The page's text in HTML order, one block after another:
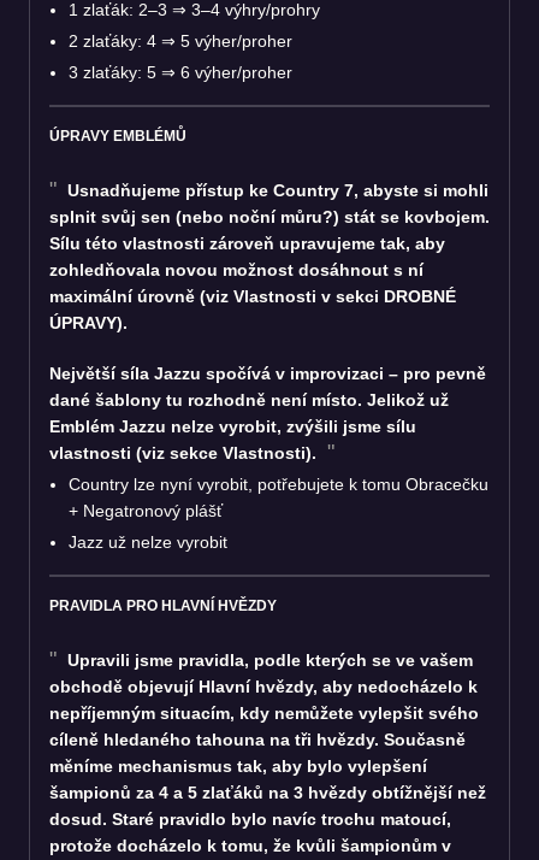
1 zlaťák: 2–3 ⇒ 3–4 výhry/prohry
2 zlaťáky: 4 ⇒ 5 výher/proher
3 zlaťáky: 5 ⇒ 6 výher/proher
ÚPRAVY EMBLÉMŮ
Usnadňujeme přístup ke Country 7, abyste si mohli
splnit svůj sen (nebo noční můru?) stát se kovbojem.
Sílu této vlastnosti zároveň upravujeme tak, aby
zohledňovala novou možnost dosáhnout s ní
maximální úrovně (viz Vlastnosti v sekci DROBNÉ
ÚPRAVY).
Největší síla Jazzu spočívá v improvizaci – pro pevně
dané šablony tu rozhodně není místo. Jelikož už
Emblém Jazzu nelze vyrobit, zvýšili jsme sílu
vlastnosti (viz sekce Vlastnosti).
Country lze nyní vyrobit, potřebujete k tomu Obracečku
+ Negatronový plášť
Jazz už nelze vyrobit
PRAVIDLA PRO HLAVNÍ HVĚZDY
Upravili jsme pravidla, podle kterých se ve vašem
obchodě objevují Hlavní hvězdy, aby nedocházelo k
nepříjemným situacím, kdy nemůžete vylepšit svého
cíleně hledaného tahouna na tři hvězdy. Současně
měníme mechanismus tak, aby bylo vylepšení
šampionů za 4 a 5 zlaťáků na 3 hvězdy obtížnější než
dosud. Staré pravidlo bylo navíc trochu matoucí,
protože docházelo k tomu, že kvůli šampionům v